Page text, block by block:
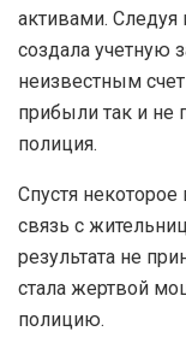
активами.
создала учетную
неизвестным
прибыли так и не
полиция.
Спустя
связь с
результата не
стала жертвой
полицию.